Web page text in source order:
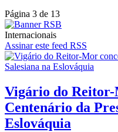
Página 3 de 13
Internacionais
Assinar este feed RSS
Vigário do
Centenário da
Eslováquia